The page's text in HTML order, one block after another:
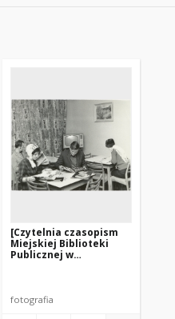
[Czytelnia czasopism
Miejskiej Biblioteki
Publicznej w
fotografia